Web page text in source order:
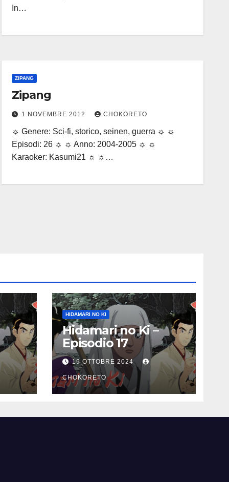
In…
ZIPANG
Zipang
1 NOVEMBRE 2012 CHOKORETO
☼ Genere: Sci-fi, storico, seinen, guerra ☼ ☼
Episodi: 26 ☼ ☼ Anno: 2004-2005 ☼ ☼
Karaoker: Kasumi21 ☼ ☼…
HIDAMARI NO KI
Hidamari no Ki –
Episodio 17
19 OTTOBRE 2024
CHOKORETO